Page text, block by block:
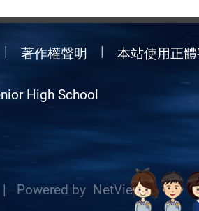
著作權聲明 本站使用正
High School
| Powered by NetView